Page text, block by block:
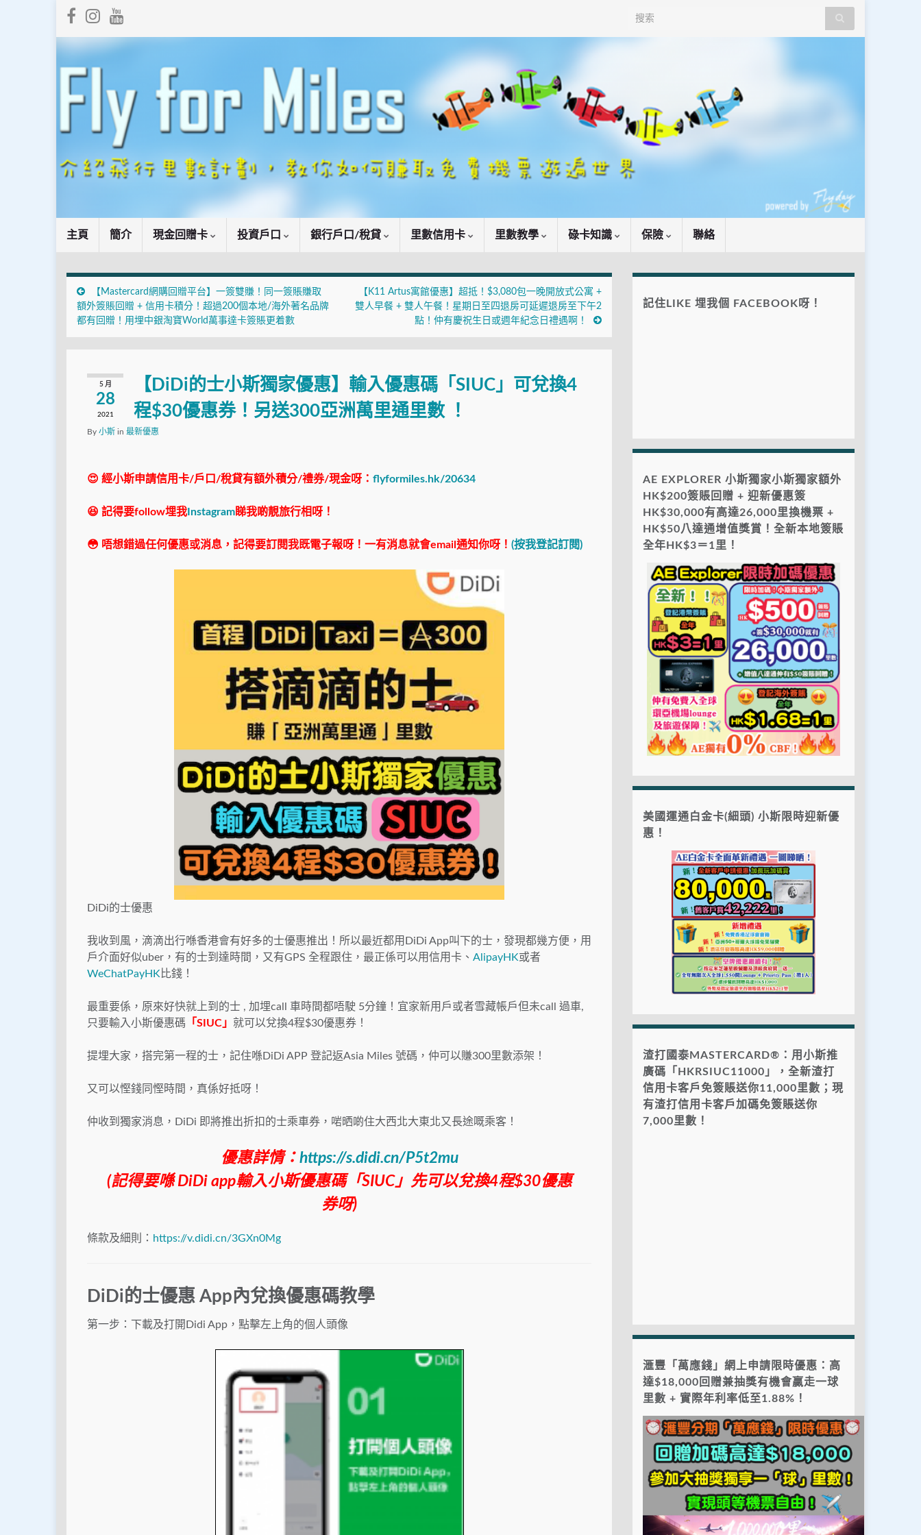
Search for:
主頁 簡介 現金回贈卡 投資戶口 銀行戶口/稅貸 里數信用卡 里數教學 碌卡知識 保險 聯絡
【Mastercard網購回贈平台】一簽雙賺！同一簽賬賺取
額外簽賬回贈 + 信用卡積分！超過200個本地/海外著名品牌
都有回贈！用埋中銀淘寶World萬事達卡簽賬更着數
【K11 Artus寓館優惠】超抵！$3,080包一晚開放式公寓 +
雙人早餐 + 雙人午餐！星期日至四退房可延遲退房至下午2
點！仲有慶祝生日或週年紀念日禮遇啊！
5 月
28
2021
【DiDi的士小斯獨家優惠】輸入優惠碼「SIUC」可兌換4
程$30優惠券！另送300亞洲萬里通里數 ！
By 小斯 in 最新優惠
😍 經小斯申請信用卡/戶口/稅貸有額外積分/禮券/現金呀： flyformiles.hk/20634
😆 記得要follow埋我 Instagram睇我啲靚旅行相呀！
😳 唔想錯過任何優惠或消息，記得要訂閱我既電子報呀！一有消息就會email通知你呀！ (按我登記訂閱)
DiDi的士優惠
我收到風，滴滴出行喺香港會有好多的士優惠推出！所以最近都用DiDi App叫下的士，發現都幾方便，用
戶介面好似uber，有的士到達時間，又有GPS 全程跟住，最正係可以用信用卡、 AlipayHK或者
WeChatPayHK比錢！
最重要係，原來好快就上到的士 , 加埋call 車時間都唔駛 5分鐘！宜家新用戶或者雪藏帳戶但未call 過車,
只要輸入小斯優惠碼 「SIUC」 就可以兌換4程$30優惠券！
提埋大家，搭完第一程的士，記住喺DiDi APP 登記返Asia Miles 號碼，仲可以賺300里數添架！
又可以慳錢同慳時間，真係好抵呀！
仲收到獨家消息，DiDi 即將推出折扣的士乘車券，啱晒啲住大西北大東北又長途嘅乘客！
優惠詳情： https://s.didi.cn/P5t2mu
(記得要喺 DiDi app輸入小斯優惠碼「SIUC」先可以兌換4程$30優惠
券呀)
條款及細則： https://v.didi.cn/3GXn0Mg
DiDi的士優惠 App 內兌換優惠碼教學
第一步：下載及打開Didi App，點擊左上角的個人頭像
記住LIKE 埋我個 FACEBOOK呀！
AE EXPLORER 小斯獨家小斯獨家額外
HK$200簽賬回贈 + 迎新優惠簽
HK$30,000有高達26,000里換機票 +
HK$50八達通增值獎賞！全新本地簽賬
全年HK$3＝1里！
美國運通白金卡(細頭) 小斯限時迎新優
惠！
渣打國泰MASTERCARD®：用小斯推
廣碼「HKRSIUC11000」，全新渣打
信用卡客戶免簽賬送你11,000里數；現
有渣打信用卡客戶加碼免簽賬送你
7,000里數！
滙豐「萬應錢」網上申請限時優惠：高
達$18,000回贈兼抽獎有機會贏走一球
里數 + 實際年利率低至1.88%！